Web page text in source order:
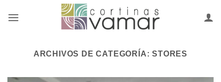
ARCHIVOS DE CATEGORÍA:STORES